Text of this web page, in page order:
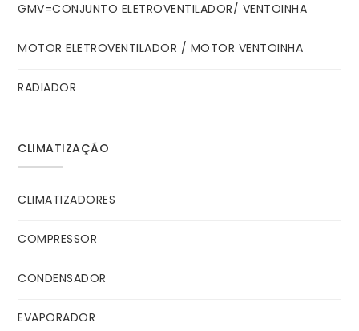
GMV=CONJUNTO ELETROVENTILADOR/ VENTOINHA
MOTOR ELETROVENTILADOR / MOTOR VENTOINHA
RADIADOR
CLIMATIZAÇÃO
CLIMATIZADORES
COMPRESSOR
CONDENSADOR
EVAPORADOR